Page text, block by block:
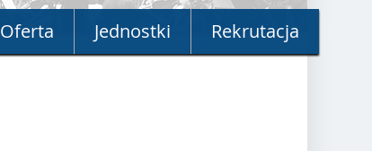
Oferta Jednostki Rekrutacja